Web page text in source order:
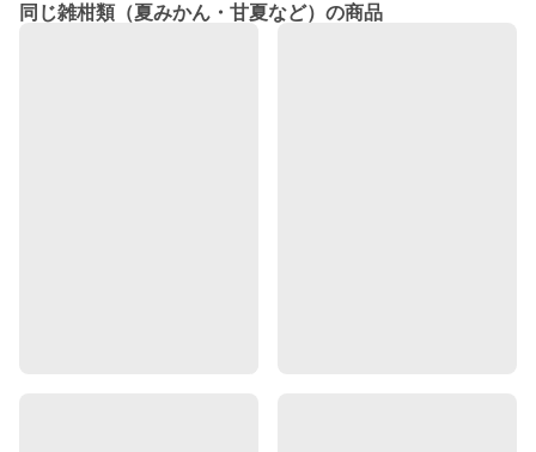
同じ雑柑類（夏みかん・甘夏など）の商品